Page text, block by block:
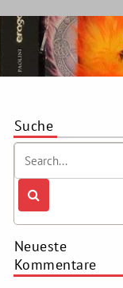
Suche
Neueste
Kommentare